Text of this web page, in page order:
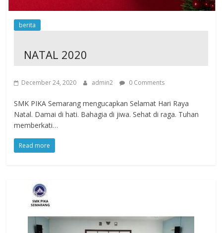
berita
NATAL 2020
December 24, 2020 admin2 0 Comments
SMK PIKA Semarang mengucapkan Selamat Hari Raya
Natal. Damai di hati. Bahagia di jiwa. Sehat di raga. Tuhan
memberkati…
Read more